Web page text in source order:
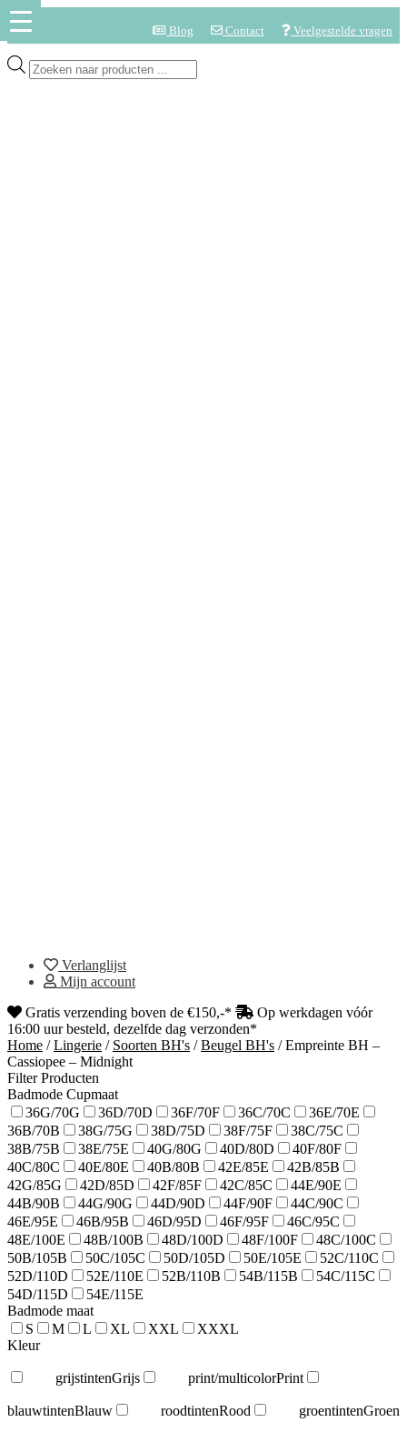
Blog Contact Veelgestelde vragen
Verlanglijst
Mijn account
Gratis verzending boven de €150,-*
Op werkdagen vóór
16:00 uur besteld, dezelfde dag verzonden*
Home /Lingerie / Soorten BH's /Beugel BH's /Empreinte BH –
Cassiopee – Midnight
Filter Producten
Badmode Cupmaat
36G/70G
36D/70D 36F/70F 36C/70C
36E/70E
36B/70B
38G/75G 38D/75D 38F/75F
38C/75C
38B/75B
38E/75E 40G/80G 40D/80D
40F/80F
40C/80C
40E/80E 40B/80B 42E/85E
42B/85B
42G/85G
42D/85D 42F/85F 42C/85C
44E/90E
44B/90B
44G/90G 44D/90D 44F/90F
44C/90C
46E/95E
46B/95B 46D/95D 46F/95F
46C/95C
48E/100E
48B/100B 48D/100D 48F/100F
48C/100C
50B/105B
50C/105C 50D/105D 50E/105E
52C/110C
52D/110D
52E/110E 52B/110B 54B/115B
54C/115C
54D/115D
54E/115E
Badmode maat
S
M L XL XXL
XXXL
Kleur
grijstintenGrijs print/multicolorPrint
blauwtintenBlauw roodtintenRood groentintenGroen